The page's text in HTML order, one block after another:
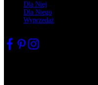
Dla Niej
Dla Niego
Wyprzedaż